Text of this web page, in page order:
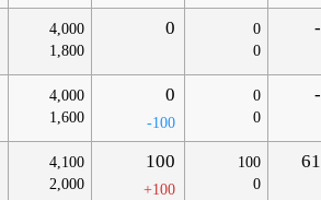
4,000
1,800
0
0
0
-
4,000
1,600
0
-100
0
0
-
4,100
2,000
100
+100
100
0
61